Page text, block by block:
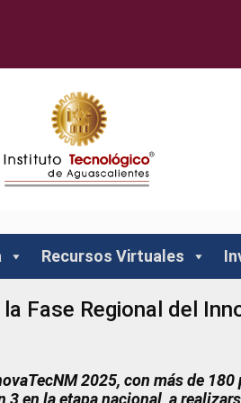
Recursos Virtuales
la Fase Regional del
2025, con más de
en la etapa nacional, a